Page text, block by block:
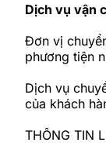
Dịch vụ vận
Đơn vị
phương tiện
Dịch vụ
của khách
THÔNG TIN